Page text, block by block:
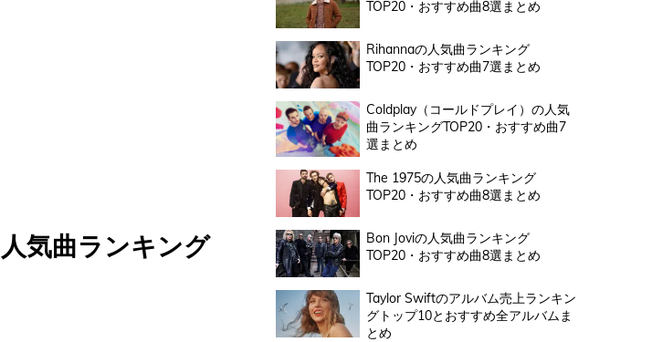
気曲ランキング
TOP20・おすすめ曲8選まとめ
Rihannaの人気曲ランキング
TOP20・おすすめ曲7選まとめ
Coldplay（コールドプレイ）の人気
曲ランキングTOP20・おすすめ曲7
選まとめ
The 1975の人気曲ランキング
TOP20・おすすめ曲8選まとめ
Bon Joviの人気曲ランキング
TOP20・おすすめ曲8選まとめ
Taylor Swiftのアルバム売上ランキン
グトップ10とおすすめ全アルバムま
とめ